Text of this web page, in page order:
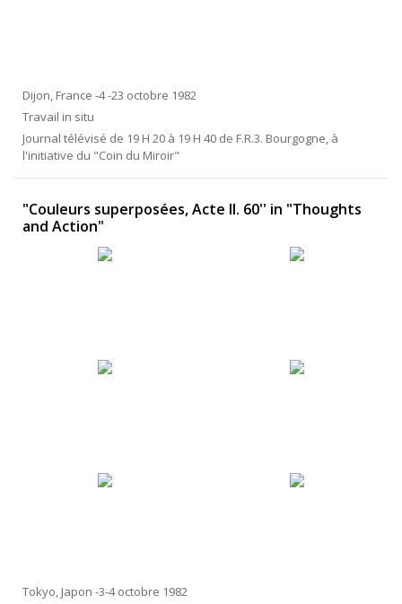
Dijon, France -4 -23 octobre 1982
Travail in situ
Journal télévisé de 19 H 20 à 19 H 40 de F.R.3. Bourgogne, à
l'initiative du "Coin du Miroir"
"Couleurs superposées, Acte II. 60'' in "Thoughts
and Action"
Tokyo, Japon -3-4 octobre 1982